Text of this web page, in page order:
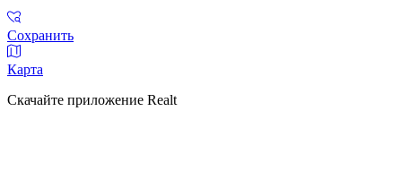
Сохранить
Карта
Скачайте приложение Realt